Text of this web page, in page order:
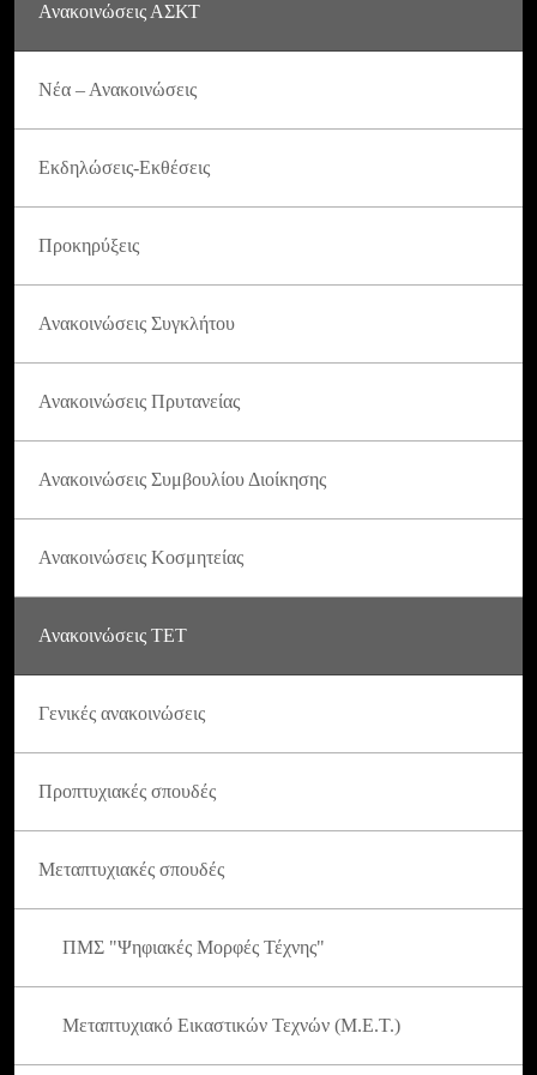
Ανακοινώσεις ΑΣΚΤ
Νέα – Ανακοινώσεις
Εκδηλώσεις-Εκθέσεις
Προκηρύξεις
Ανακοινώσεις Συγκλήτου
Ανακοινώσεις Πρυτανείας
Ανακοινώσεις Συμβουλίου Διοίκησης
Ανακοινώσεις Κοσμητείας
Ανακοινώσεις ΤΕΤ
Γενικές ανακοινώσεις
Προπτυχιακές σπουδές
Μεταπτυχιακές σπουδές
ΠΜΣ "Ψηφιακές Μορφές Τέχνης"
Μεταπτυχιακό Εικαστικών Τεχνών (Μ.Ε.Τ.)